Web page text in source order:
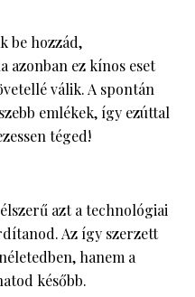
be hozzád,
azonban ez kínos eset
válik. A spontán
emlékek, így ezúttal
téged!
azt a technológiai
Az így szerzett
hanem a
később.